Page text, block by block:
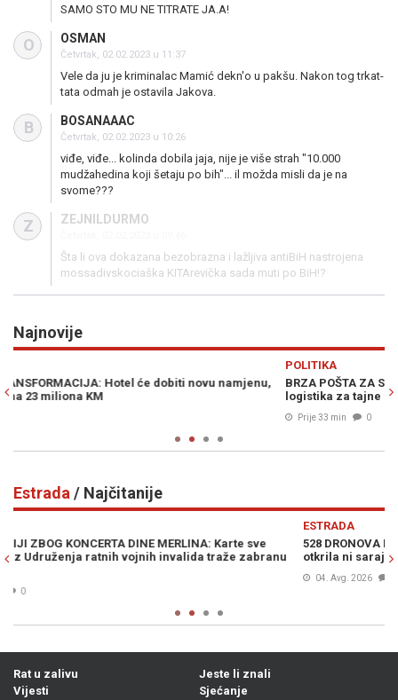
SAMO STO MU NE TITRATE JA.A!
O OSMAN
Četvrtak, 02.02.2023 u 11:37
Vele da ju je kriminalac Mamić dekn'o u pakšu. Nakon tog trkat-
tata odmah je ostavila Jakova.
B BOSANAAAC
Četvrtak, 02.02.2023 u 10:26
viđe, viđe... kolinda dobila jaja, nije je više strah "10.000
mudžahedina koji šetaju po bih"... il možda misli da je na
svome???
Z ZEJNILDURMO
Šta li ova dokazana bezobrazna i lažljiva antiBiH nastrojena
mossadivskociaška KITArevička sada muti po BiH!?
Najnovije
BRZA POŠTA ZA SPECIJALCE: Kako je EuroExpress postao
logistika za tajne policijske operacije MUP-a RS
Estrada / Najčitanije
528 DRONOVA PODIGLO HALIDA IZNAD KOŠEVA: Tajna koju nije
otkrila ni sarajevska mahala
Rat u zalivu
Vijesti
Jeste li znali
Sjećanje